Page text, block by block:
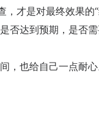
才是对最终效果的
否达到预期，是否
也给自己一点耐